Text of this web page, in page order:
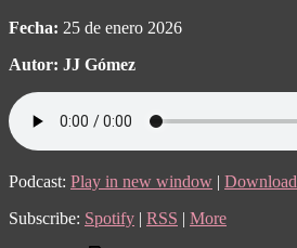
Fecha: 25 de enero 2026
Autor: JJ Gómez
Podcast: Play in new window | Download
Subscribe: Spotify | RSS | More